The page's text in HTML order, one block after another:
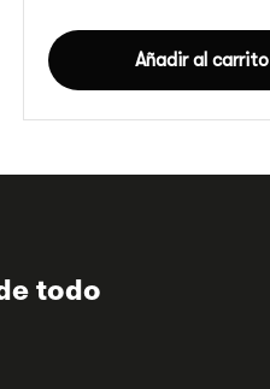
Añadir al carrito
todo